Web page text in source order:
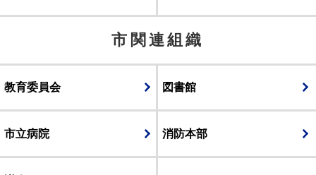
市関連組織
教育委員会 図書館
市立病院 消防本部